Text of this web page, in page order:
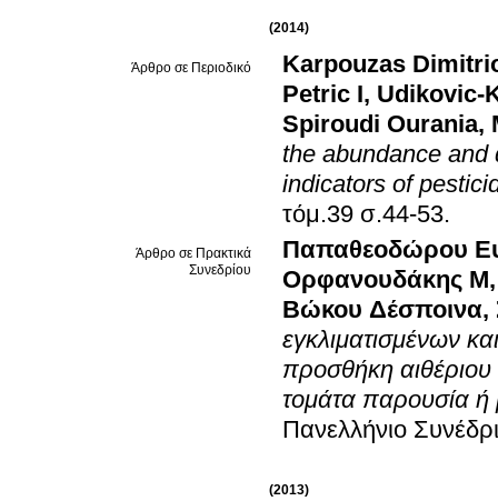
(2014)
Άρθρο σε Περιοδικό
Karpouzas
Petric I, Udikovic-
Spiroudi Ourania,
the abundance
indicators of
τόμ.39 σ.44-53.
Άρθρο σε Πρακτικά
Συνεδρίου
Παπαθεοδώρου
Ορφανουδάκης Μ
Βώκου Δέσποινα,
εγκλιματισμένων
προσθήκη
τομάτα παρουσία
Πανελλήνιο
(2013)